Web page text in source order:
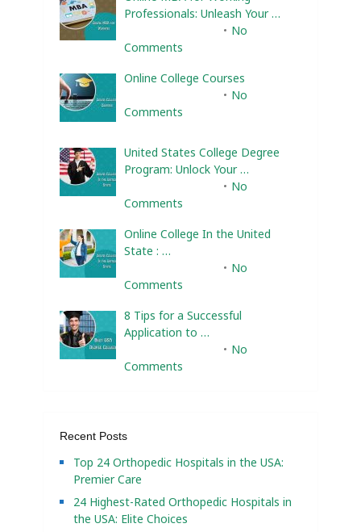
Professionals: Unleash Your …
No
Comments
Online College Courses
No
Comments
United States College Degree
Program: Unlock Your …
No
Comments
Online College In the United
State : …
No
Comments
8 Tips for a Successful
Application to …
No
Comments
Recent Posts
Top 24 Orthopedic Hospitals in the USA:
Premier Care
24 Highest-Rated Orthopedic Hospitals in
the USA: Elite Choices